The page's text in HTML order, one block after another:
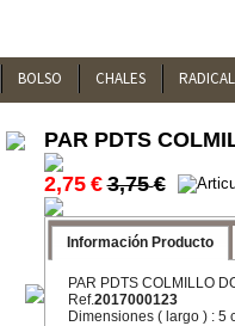
BOLSO CHALES
PAR PDTS
2,75 € 3,75 €
Información Producto
PAR PDTS COLMILLO
Ref.2017000123
Dimensiones ( largo ) : 5